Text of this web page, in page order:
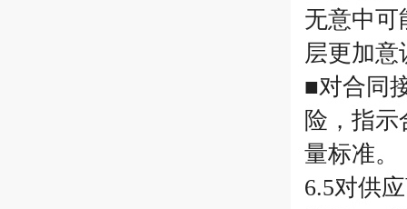
无意中可
层更加
■对合同
险，指
量标准。
6.5对供